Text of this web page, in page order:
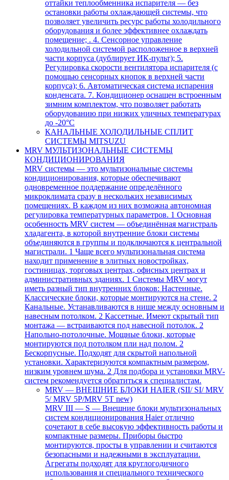
оттайки теплообменника испарителя — без
остановки работы охлаждающей системы, что
позволяет увеличить ресурс работы холодильного
оборудования и более эффективнее охлаждать
помещение; . 4. Сенсорное управление
холодильной системой расположенное в верхней
части корпуса (дублирует ИК-пульт); 5.
Регулировка скорости вентилятора испарителя (с
помощью сенсорных кнопок в верхней части
корпуса); 6. Автоматическая система испарения
конденсата. 7. Кондиционер оснащен встроенным
зимним комплектом, что позволяет работать
оборудованию при низких уличных температурах
до -20°С
КАНАЛЬНЫЕ ХОЛОДИЛЬНЫЕ СПЛИТ
СИСТЕМЫ MITSUZU
MRV МУЛЬТИЗОНАЛЬНЫЕ СИСТЕМЫ
КОНДИЦИОНИРОВАНИЯ
MRV системы — это мультизональные системы
кондиционирования, которые обеспечивают
одновременное поддержание определённого
микроклимата сразу в нескольких независимых
помещениях. В каждом из них возможна автономная
регулировка температурных параметров. 1 Основная
особенность MRV систем — объединённая магистраль
хладагента, в которой внутренние блоки системы
объединяются в группы и подключаются к центральной
магистрали. 1 Чаще всего мультизональная система
находит применение в элитных новостройках,
гостиницах, торговых центрах, офисных центрах и
административных зданиях. 1 Системы MRV могут
иметь разный тип внутренних блоков: Настенные.
Классические блоки, которые монтируются на стене. 2
Канальные. Устанавливаются в нише между основным и
навесным потолком. 2 Кассетные. Имеют скрытый тип
монтажа — встраиваются под навесной потолок. 2
Напольно-потолочные. Мощные блоки, которые
монтируются под потолком пли над полом. 2
Бескорпусные. Подходят для скрытой напольной
установки. Характеризуются компактным размером,
низким уровнем шума. 2 Для подбора и установки MRV-
систем рекомендуется обратиться к специалистам.
MRV — ВНЕШНИЕ БЛОКИ HAIER (SII/ SI/ MRV
5/ MRV 5P/MRV 5T new)
MRV III — S — Внешние блоки мультизональных
систем кондиционирования Haier отлично
сочетают в себе высокую эффективность работы и
компактные размеры. Приборы быстро
монтируются, просты в управлении и считаются
безопасными и надежными в эксплуатации.
Агрегаты подходят для круглогодичного
использования и специального технического